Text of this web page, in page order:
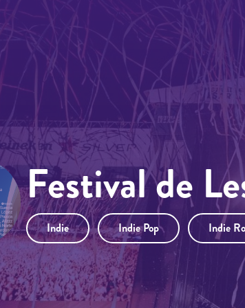
Festival de
Indie Indie Pop Indie